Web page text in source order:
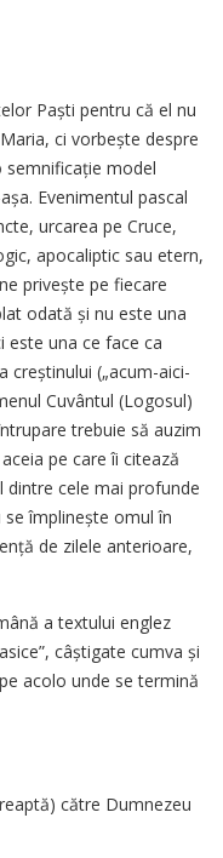
Paști pentru că el nu
ci vorbește despre
semni­ficație model
Evenimentul pascal
urcarea pe Cruce,
apocaliptic sau etern,
privește pe fiecare
odată și nu este una
este una ce face ca
creș­tinului („acum-aici-
Cuvântul (Logosul)
trebuie să auzim
pe care îi citează
dintre cele mai profunde
împlinește omul în
de zilele anterioare,
a textului englez
câștigate cumva și
acolo unde se termină
către Dumnezeu